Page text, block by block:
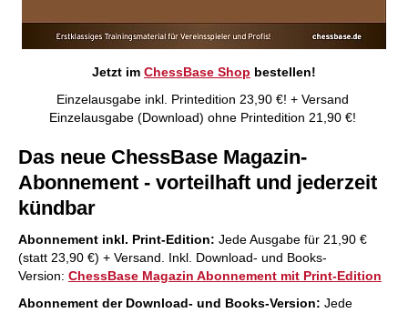
Jetzt im ChessBase Shop bestellen!
Einzelausgabe inkl. Printedition 23,90 €! + Versand
Einzelausgabe (Download) ohne Printedition 21,90 €!
Das neue ChessBase Magazin-
Abonnement - vorteilhaft und jederzeit
kündbar
Abonnement inkl. Print-Edition: Jede Ausgabe für 21,90 €
(statt 23,90 €) + Versand. Inkl. Download- und Books-
Version: ChessBase Magazin Abonnement mit Print-Edition
Abonnement der Download- und Books-Version: Jede